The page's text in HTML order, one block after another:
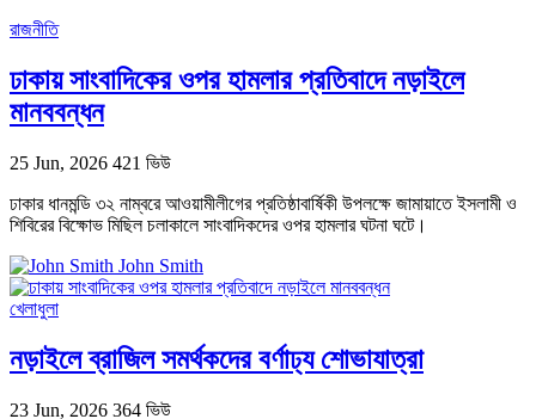
রাজনীতি
ঢাকায় সাংবাদিকের ওপর হামলার প্রতিবাদে নড়াইলে
মানববন্ধন
25 Jun, 2026 421 ভিউ
ঢাকার ধানমন্ডি ৩২ নাম্বরে আওয়ামীলীগের প্রতিষ্ঠাবার্ষিকী উপলক্ষে জামায়াতে ইসলামী ও
শিবিরের বিক্ষোভ মিছিল চলাকালে সাংবাদিকদের ওপর হামলার ঘটনা ঘটে।
John Smith
খেলাধুলা
নড়াইলে ব্রাজিল সমর্থকদের বর্ণাঢ্য শোভাযাত্রা
23 Jun, 2026 364 ভিউ